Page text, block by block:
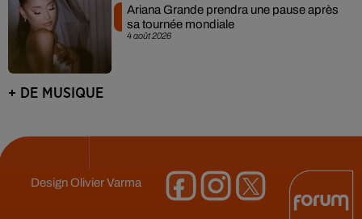
4 août 2026
Ariana Grande prendra une pause après
sa tournée mondiale
+ DE MUSIQUE
DesignOlivier Varma